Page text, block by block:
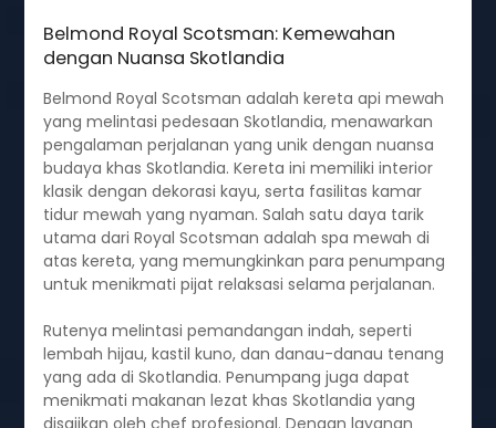
Belmond Royal Scotsman: Kemewahan
dengan Nuansa Skotlandia
Belmond Royal Scotsman adalah kereta api mewah
yang melintasi pedesaan Skotlandia, menawarkan
pengalaman perjalanan yang unik dengan nuansa
budaya khas Skotlandia. Kereta ini memiliki interior
klasik dengan dekorasi kayu, serta fasilitas kamar
tidur mewah yang nyaman. Salah satu daya tarik
utama dari Royal Scotsman adalah spa mewah di
atas kereta, yang memungkinkan para penumpang
untuk menikmati pijat relaksasi selama perjalanan.
Rutenya melintasi pemandangan indah, seperti
lembah hijau, kastil kuno, dan danau-danau tenang
yang ada di Skotlandia. Penumpang juga dapat
menikmati makanan lezat khas Skotlandia yang